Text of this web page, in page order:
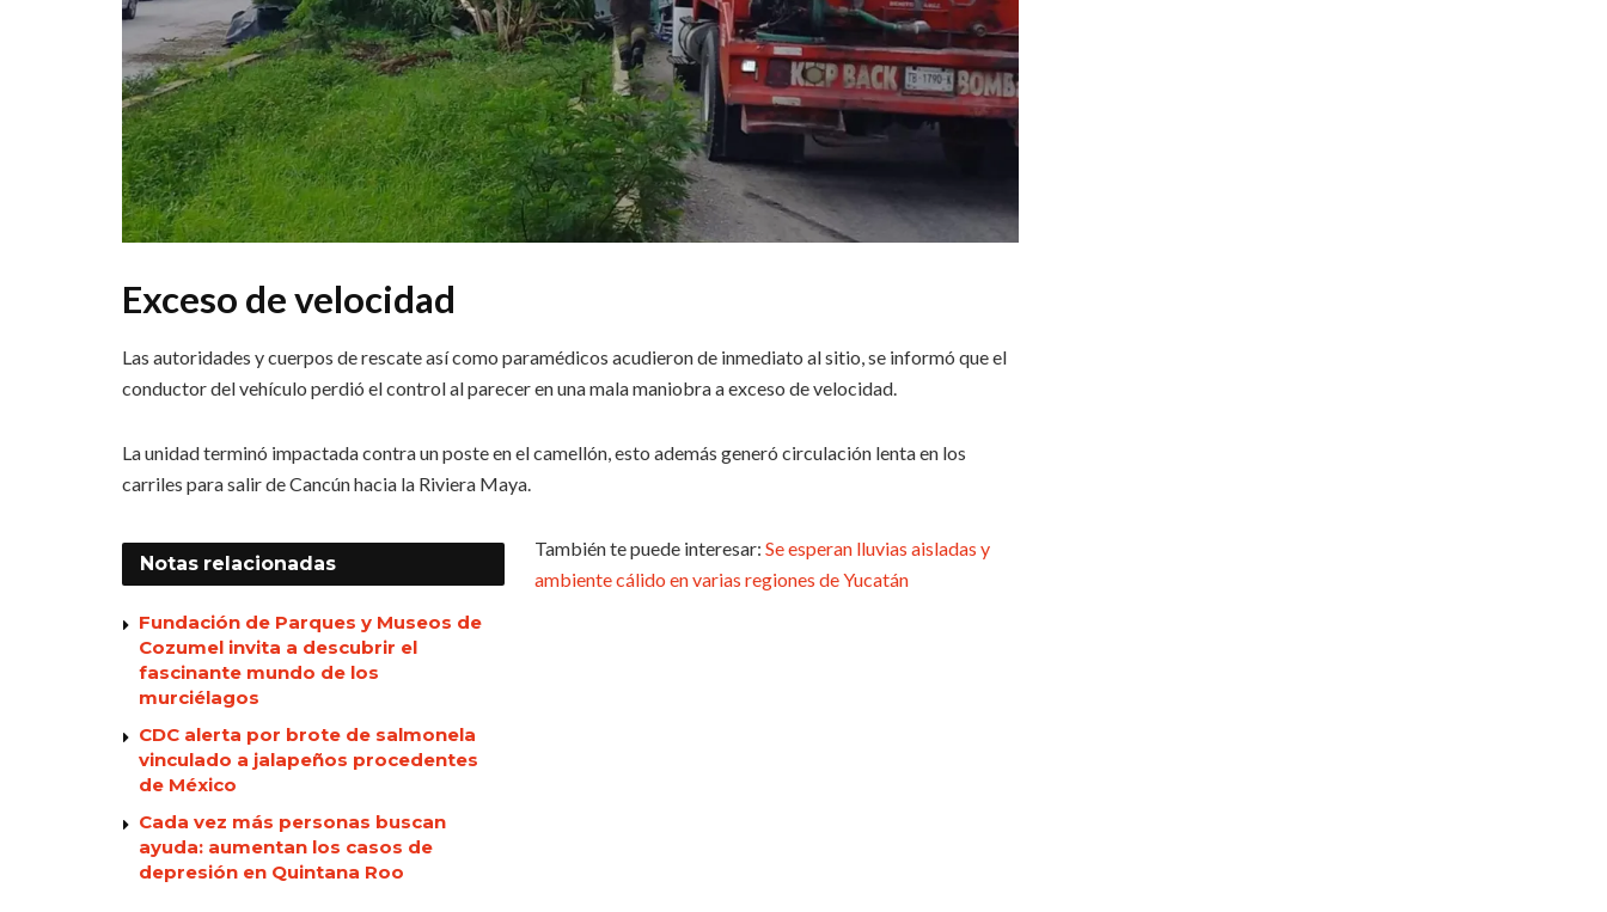
Exceso de velocidad
Las autoridades y cuerpos de rescate así como paramédicos acudieron de inmediato al sitio, se informó que el
conductor del vehículo perdió el control al parecer en una mala maniobra a exceso de velocidad.
La unidad terminó impactada contra un poste en el camellón, esto además generó circulación lenta en los
carriles para salir de Cancún hacia la Riviera Maya.
Notas relacionadas
Fundación de Parques y Museos de
Cozumel invita a descubrir el
fascinante mundo de los
murciélagos
CDC alerta por brote de salmonela
vinculado a jalapeños procedentes
de México
Cada vez más personas buscan
ayuda: aumentan los casos de
depresión en Quintana Roo
También te puede interesar: Se esperan lluvias aisladas y
ambiente cálido en varias regiones de Yucatán